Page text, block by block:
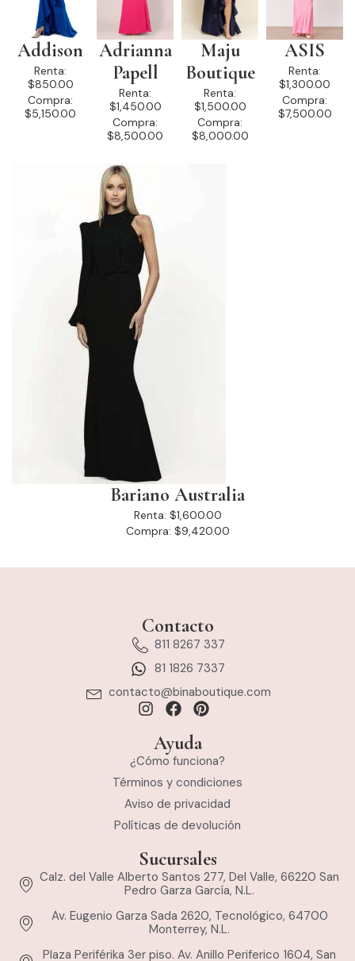
Addison
Renta:
$850.00
Compra:
$5,150.00
Adrianna
Papell
Renta:
$1,450.00
Compra:
$8,500.00
Maju
Boutique
Renta:
$1,500.00
Compra:
$8,000.00
ASIS
Renta:
$1,300.00
Compra:
$7,500.00
Bariano Australia
Renta: $1,600.00
Compra: $9,420.00
Contacto
811 8267 337
81 1826 7337
contacto@binaboutique.com
Ayuda
¿Cómo funciona?
Términos y condiciones
Aviso de privacidad
Políticas de devolución
Sucursales
Calz. del Valle Alberto Santos 277, Del Valle, 66220 San
Pedro Garza García, N.L.
Av. Eugenio Garza Sada 2620, Tecnológico, 64700
Monterrey, N.L.
Plaza Periférika 3er piso. Av. Anillo Periferico 1604, San